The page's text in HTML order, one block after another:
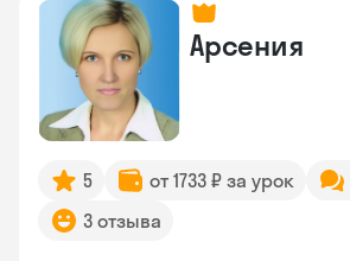
Арсения
5 от 1733 ₽ за урок
3 отзыва